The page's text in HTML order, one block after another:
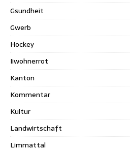
Gsundheit
Gwerb
Hockey
Iiwohnerrot
Kanton
Kommentar
Kultur
Landwirtschaft
Limmattal